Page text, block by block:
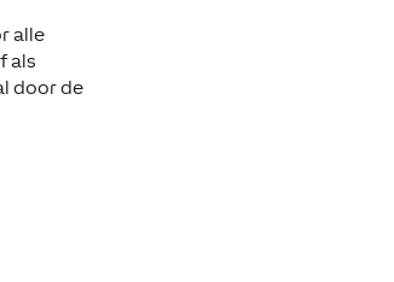
alle
als
door de